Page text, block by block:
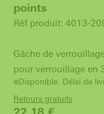
points
Réf produit: 4013-
Gâche de
pour verrouillage en
Disponible. Délai de
Retours gratuits